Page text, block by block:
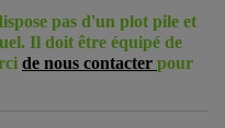
pas d'un plot pile et
Il doit être équipé de
de nous contacter pour